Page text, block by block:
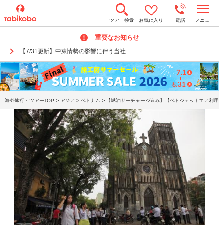
ツアー検索 お気に入り 電話 メニュー
重要なお知らせ
【7/31更新】中東情勢の影響に伴う当社…
o
n
a
v
i
g
a
t
i
海外旅行・ツアーTOP > アジア > ベトナム > 【燃油サーチャージ込み】【ベトジェットエア